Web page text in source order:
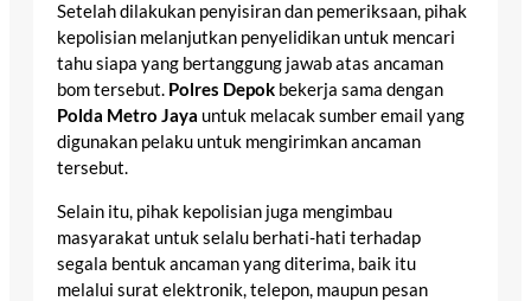
Setelah dilakukan penyisiran dan pemeriksaan, pihak
kepolisian melanjutkan penyelidikan untuk mencari
tahu siapa yang bertanggung jawab atas ancaman
bom tersebut. Polres Depok bekerja sama dengan
Polda Metro Jaya untuk melacak sumber email yang
digunakan pelaku untuk mengirimkan ancaman
tersebut.
Selain itu, pihak kepolisian juga mengimbau
masyarakat untuk selalu berhati-hati terhadap
segala bentuk ancaman yang diterima, baik itu
melalui surat elektronik, telepon, maupun pesan